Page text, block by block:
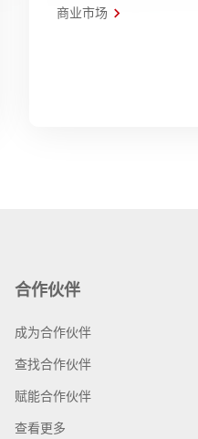
商业市场
合作伙伴
成为合作伙伴
查找合作伙伴
赋能合作伙伴
查看更多